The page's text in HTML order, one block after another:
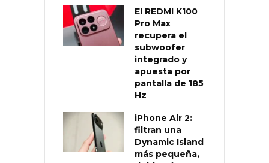
El REDMI K100
Pro Max
recupera el
subwoofer
integrado y
apuesta por
pantalla de 185
Hz
iPhone Air 2:
filtran una
Dynamic Island
más pequeña,